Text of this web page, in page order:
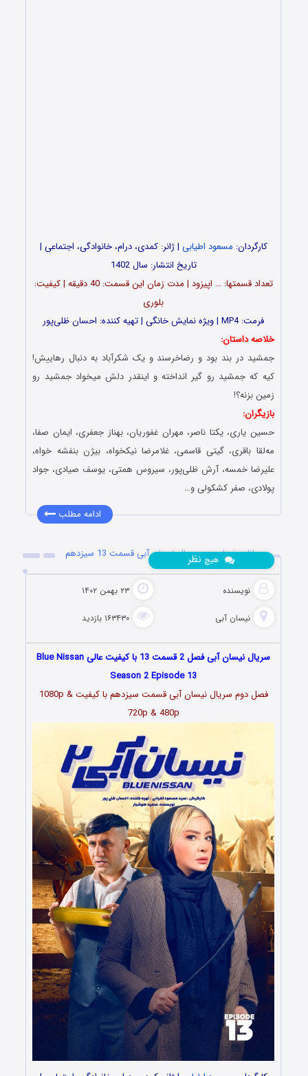
کارگردان: مسعود اطیابی | ژانر: کمدی، درام، خانوادگی، اجتماعی |
تاریخ انتشار: سال 1402
تعداد قسمت‎ها: … اپیزود | مدت زمان این قسمت: 40 دقیقه | کیفیت:
بلوری
فرمت: MP4 | ویژه نمایش خانگی | تهیه کننده: احسان ظلی‌پور
خلاصه داستان:
جمشید در بند بود و رضاخرسند و یک شکرآباد به دنبال رهاییش!
کیه که جمشید رو گیر انداخته و اینقدر دلش میخواد جمشید رو
زمین بزنه؟!
بازیگران:
حسین یاری، یکتا ناصر، مهران غفوریان، بهناز جعفری، ایمان صفا،
مه‌لقا باقری، گیتی قاسمی، غلامرضا نیکخواه، بیژن بنفشه خواه،
علیرضا خمسه، آرش ظلی‌پور، سیروس همتی، یوسف صیادی، جواد
پولادی، صفر کشکولی و…
ادامه مطلب
دانلود فصل دوم سریال نیسان آبی قسمت 13 سیزدهم
نویسنده ۲۳ بهمن ۱۴۰۲
نیسان آبی ۱۶۳۴۳۰ بازدید
هیچ نظر
سریال نیسان آبی فصل 2 قسمت 13 با کیفیت عالی Blue Nissan
Season 2 Episode 13
فصل دوم سریال نیسان آبی قسمت سیزدهم
با کیفیت 1080p &
720p & 480p